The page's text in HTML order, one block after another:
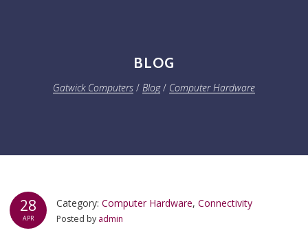
BLOG
Gatwick Computers / Blog/ Computer Hardware
28
APR
Category:Computer Hardware,Connectivity
Posted by admin